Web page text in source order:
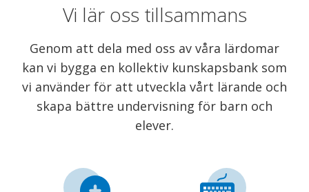
Vi lär oss tillsammans
Genom att dela med oss av våra lärdomar
kan vi bygga en kollektiv kunskapsbank som
vi använder för att utveckla vårt lärande och
skapa bättre undervisning för barn och
elever.